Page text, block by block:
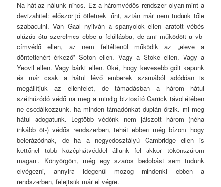
Na hát az nálunk nincs. Ez a háromvédős rendszer olyan mint a
devizahitel: először jó ötletnek tűnt, aztán már nem tudunk tőle
szabadulni. Van Gaal nyilván a spanyolok ellen aratott vébés
alázás óta szerelmes ebbe a felállásba, de ami működött a vb-
címvédő ellen, az nem feltéltenül működik az „eleve a
döntetlenért érkező” Soton ellen. Vagy a Stoke ellen. Vagy a
Yeovil ellen. Vagy bárki ellen. Oké, hogy kevesebb gólt kapunk
és már csak a hátul lévő emberek számából adódóan is
megállítjuk az ellenfelet, de támadásban a három hátul
széthúzódó védő na meg a mindig biztosító Carrick távollétében
ne csodálkozzunk, ha minden támadónkat duplán őrzik, mi meg
hátul adogatunk. Legtöbb védőnk nem játszott három (néha
inkább öt-) védős rendszerben, tehát ebben még bízom hogy
belerázódnak, de ha a negyedosztályú Cambridge ellen is
kettőnél több középhátvéddel állunk fel akkor tökönszúrom
magam. Könyörgöm, még egy szaros bedobást sem tudunk
elvégezni, annyira idegenül mozog mindenki ebben a
rendszerben, felejtsük már el végre.